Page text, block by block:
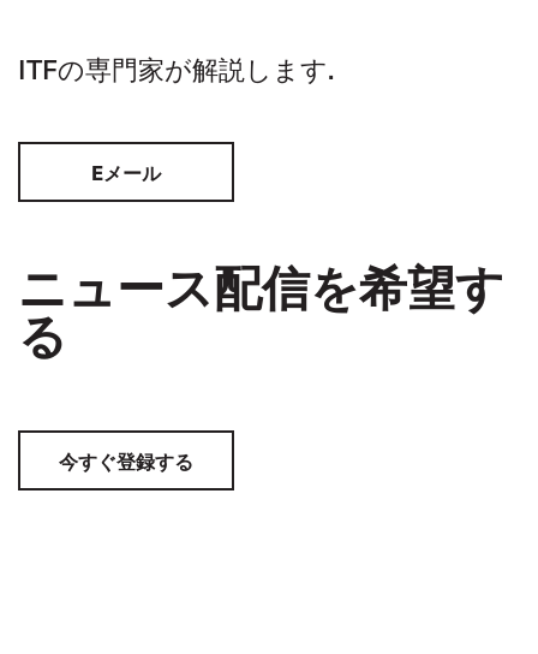
ITFの専門家が解説します.
Eメール
ニュース配信を希望す
る
今すぐ登録する